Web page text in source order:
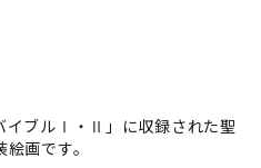
イブルⅠ・Ⅱ」に収録された聖
画です。